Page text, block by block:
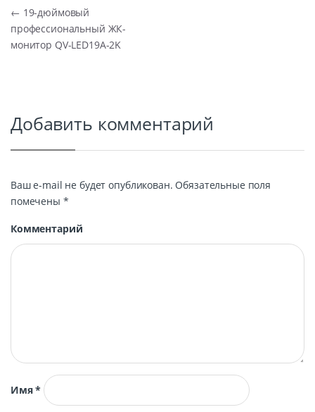
Навигация по записям
← 19-дюймовый
профессиональный ЖК-
монитор QV-LED19A-2K
Добавить комментарий
Ваш e-mail не будет опубликован. Обязательные поля
помечены *
Комментарий
Имя*